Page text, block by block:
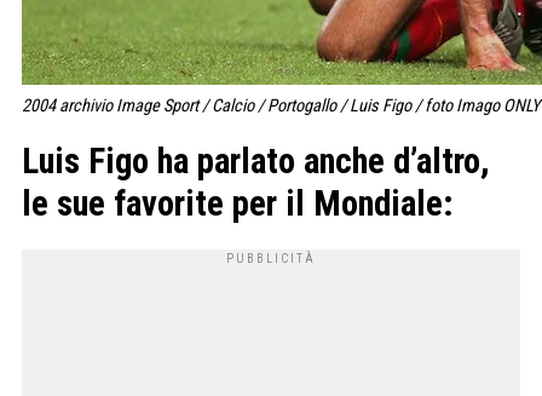
2004 archivio Image Sport / Calcio / Portogallo / Luis Figo / foto Imago ONLY
Luis Figo ha parlato anche d’altro,
le sue favorite per il Mondiale: